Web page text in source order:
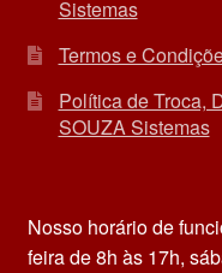
Sistemas
Termos e
Política de Troca,
SOUZA Sistemas
Nosso horário de
feira de 8h às 17h,